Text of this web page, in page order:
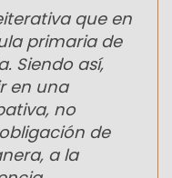
que en
primaria de
Siendo así,
en una
no
de
a la